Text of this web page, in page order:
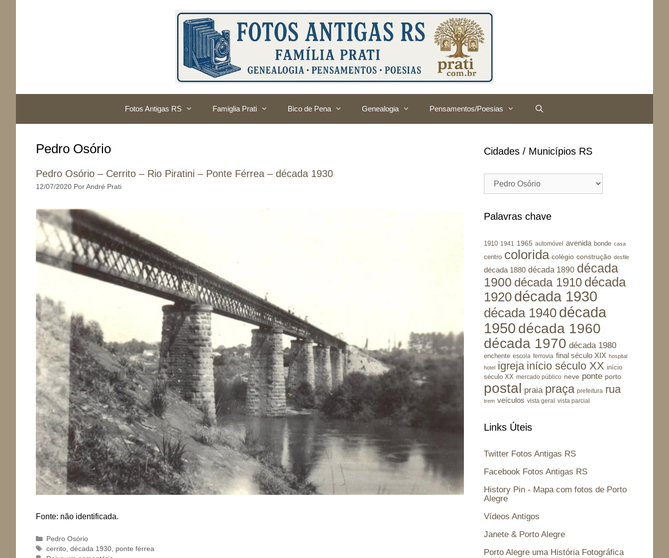
Fotos Antigas RS Famiglia Prati Bico de Pena Genealogia Pensamentos/Poesias
Pedro Osório
Pedro Osório – Cerrito – Rio Piratini – Ponte Férrea – década 1930
12/07/2020 Por André Prati
Fonte: não identificada.
Categorias
Pedro Osório
Tags
cerrito,década 1930, ponte férrea
Cidades / Municípios RS
Municípios
Palavras chave
1910 1941 1965 automóvel avenida bonde casa
centro colorida colégio construção desfile
década 1880 década 1890 década
1900 década 1910 década
1920 década 1930
década 1940 década
1950 década 1960
década 1970 década 1980
enchente escola ferrovia final século XIX hospital
hotel
igreja início século XX início
século XX mercado público neve ponte porto
postal praia praça prefeitura rua
trem veículos vista geral vista parcial
Links Úteis
Twitter Fotos Antigas RS
Facebook Fotos Antigas RS
History Pin - Mapa com fotos de Porto
Alegre
Vídeos Antigos
Janete & Porto Alegre
Porto Alegre uma História Fotográfica